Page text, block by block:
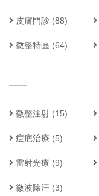
皮膚門診 (88)
微整特區 (64)
微整注射 (15)
痘疤治療 (5)
雷射光療 (9)
微波除汗 (3)